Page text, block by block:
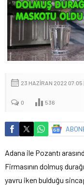
23 HAZIRAN 2022 07:05
0 536
Adana ile Pozantı
Firmasının dolmuş
yavru iken bulduğu